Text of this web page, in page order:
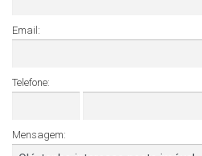
Email:
Telefone:
Mensagem: